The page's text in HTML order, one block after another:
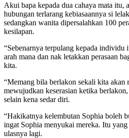
Akui bapa kepada dua cahaya mata itu,
hubungan terlarang kebiasaannya si
sedangkan wanita dipersalahkan 100
kesilapan.
“Sebenarnya terpulang kepada
arah mana dan nak letakkan perasaan
kita.
“Memang bila berlakon sekali kita akan
mewujudkan keserasian ketika
selain kena sedar diri.
“Hakikatnya kelembutan Sophia boleh
ingat Sophia menyukai mereka. Itu
ulasnya lagi.